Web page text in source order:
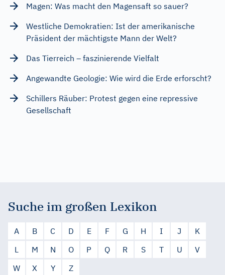
Magen: Was macht den Magensaft so sauer?
Westliche Demokratien: Ist der amerikanische
Präsident der mächtigste Mann der Welt?
Das Tierreich – faszinierende Vielfalt
Angewandte Geologie: Wie wird die Erde erforscht?
Schillers Räuber: Protest gegen eine repressive
Gesellschaft
Suche im großen Lexikon
A B C D E F G H I J
K
L
M N O P Q R S T U
V
W
X Y Z